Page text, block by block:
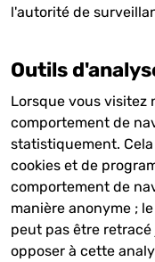
l'autorité de
Outils
Lorsque vous visitez
comportement de
statistiquement.
cookies et de
comportement de
manière anonyme ;
peut pas être
opposer à cette